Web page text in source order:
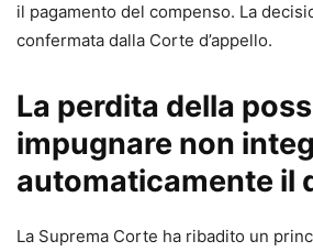
- Formulari disponibili anche online, in
stampabile, per un immediato riutilizzo
- Inclusi modelli di contratto di incarico
delega in calce agli atti, per
gestire in modo ordinato l’attività di
- Aggiornamento online per 12 mesi,
e alle eventuali ulteriori novità
il pagamento del compenso. La
confermata dalla Corte d’appello.
La perdita della
impugnare non
automaticamente il
La Suprema Corte ha ribadito un